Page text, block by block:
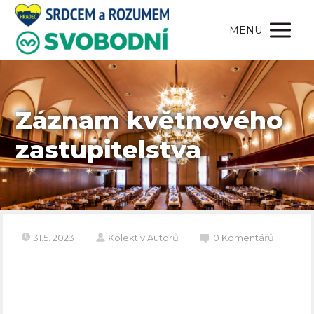
MENU
Záznam květnového
zastupitelstva
31.5. 2023 Kolektiv Autorů 0 Komentářů